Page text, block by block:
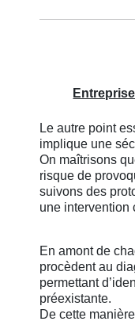
Le autre point
implique une
On maîtrisons
risque de
suivons des
une intervention
En amont de
procèdent au
permettant
préexistante.
De cette